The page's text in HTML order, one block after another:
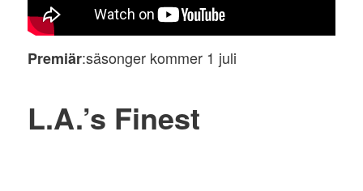
Premiär:säsonger kommer 1 juli
L.A.’s Finest